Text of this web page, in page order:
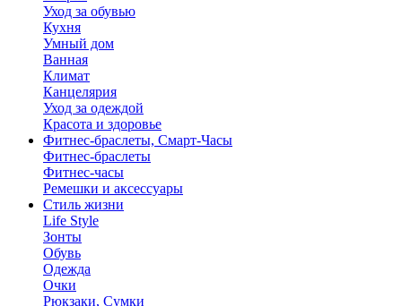
Уход за обувью
Кухня
Умный дом
Ванная
Климат
Канцелярия
Уход за одеждой
Красота и здоровье
Фитнес-браслеты, Смарт-Часы
Фитнес-браслеты
Фитнес-часы
Ремешки и аксессуары
Стиль жизни
Life Style
Зонты
Обувь
Одежда
Очки
Рюкзаки, Сумки